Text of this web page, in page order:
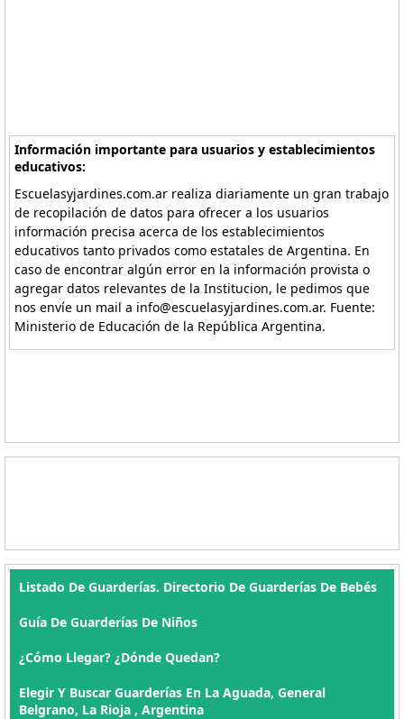
Información importante para usuarios y establecimientos
educativos:
Escuelasyjardines.com.ar realiza diariamente un gran trabajo
de recopilación de datos para ofrecer a los usuarios
información precisa acerca de los establecimientos
educativos tanto privados como estatales de Argentina. En
caso de encontrar algún error en la información provista o
agregar datos relevantes de la Institucion, le pedimos que
nos envíe un mail a info@escuelasyjardines.com.ar. Fuente:
Ministerio de Educación de la República Argentina.
Listado De Guarderías. Directorio De Guarderías De Bebés
Guía De Guarderías De Niños
¿Cómo Llegar? ¿Dónde Quedan?
Elegir Y Buscar Guarderías En La Aguada, General
Belgrano, La Rioja , Argentina